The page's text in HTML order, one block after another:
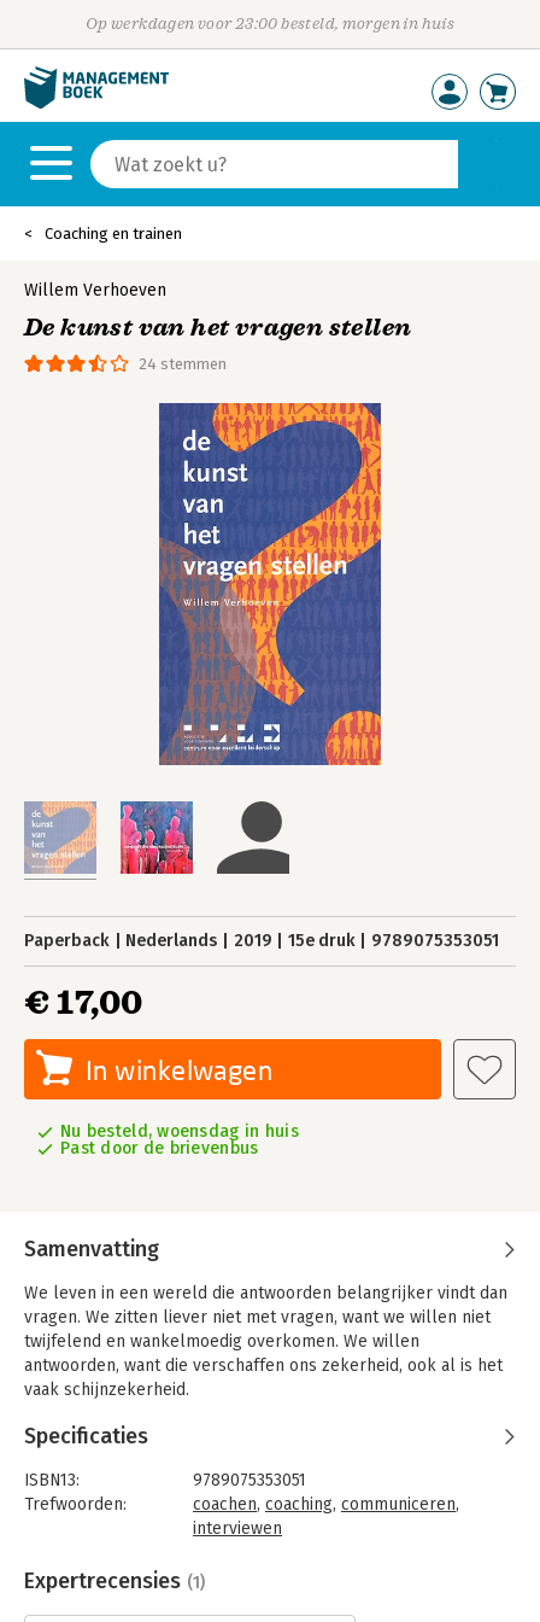
Op werkdagen voor 23:00 besteld, morgen in huis
Coaching en trainen
24 stemmen
Willem Verhoeven
De kunst van het vragen stellen
Paperback Nederlands 2019 15e druk 9789075353051
€ 17,00
In winkelwagen
Nu besteld, woensdag in huis
Past door de brievenbus
Samenvatting
We leven in een wereld die antwoorden belangrijker vindt dan
vragen. We zitten liever niet met vragen, want we willen niet
twijfelend en wankelmoedig overkomen. We willen
antwoorden, want die verschaffen ons zekerheid, ook al is het
vaak schijnzekerheid.
Antwoorden zetten een punt, sluiten processen af, beëindigen
acties en zetten de zaak stil. Vragen, daarentegen, richten de
aandacht, mobiliseren energie, zetten aan tot actie en brengen
de zaak in beweging.
het vragen stellen wel de belangrijkste vaardigheid voor een
coach. Meestal stellen de medewerkers de vragen en geven
de managers de antwoorden. Bij coaching zijn die rollen echter
Specificaties
ISBN13:
9789075353051
Trefwoorden:
coachen, coaching, communiceren,
interviewen
Bindwijze:
paperback
Expertrecensies (1)